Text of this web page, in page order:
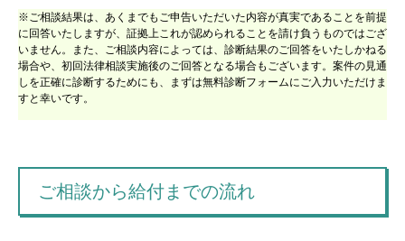
※ご相談結果は、あくまでもご申告いただいた内容が真実であることを前提
に回答いたしますが、証拠上これが認められることを請け負うものではござ
いません。また、ご相談内容によっては、診断結果のご回答をいたしかねる
場合や、初回法律相談実施後のご回答となる場合もございます。案件の見通
しを正確に診断するためにも、まずは無料診断フォームにご入力いただけま
すと幸いです。
ご相談から給付までの流れ